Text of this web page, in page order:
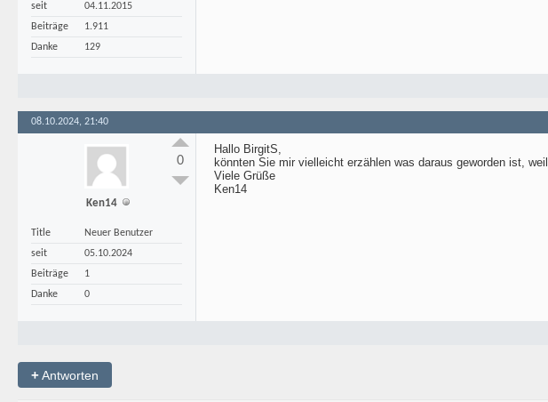
seit
04.11.2015
Beiträge
1.911
Danke
129
08.10.2024, 21:40
Ken14
Title
Neuer Benutzer
seit
05.10.2024
Beiträge
1
Danke
0
0
Hallo BirgitS,
könnten Sie mir vielleicht erzählen was daraus geworden ist,
Viele Grüße
Ken14
+Antworten